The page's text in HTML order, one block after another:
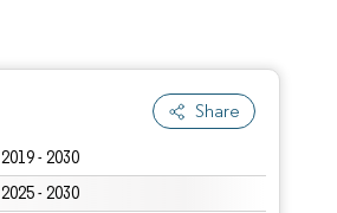
Share
2019 - 2030
2025 - 2030